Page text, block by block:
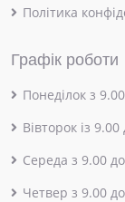
Політика
Графік роботи
Понеділок з
Вівторок із
Середа з 9.00
Четвер з 9.00